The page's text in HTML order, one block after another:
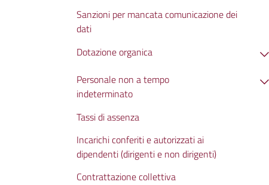
Sanzioni per mancata comunicazione dei
dati
Dotazione organica
Personale non a tempo
indeterminato
Tassi di assenza
Incarichi conferiti e autorizzati ai
dipendenti (dirigenti e non dirigenti)
Contrattazione collettiva